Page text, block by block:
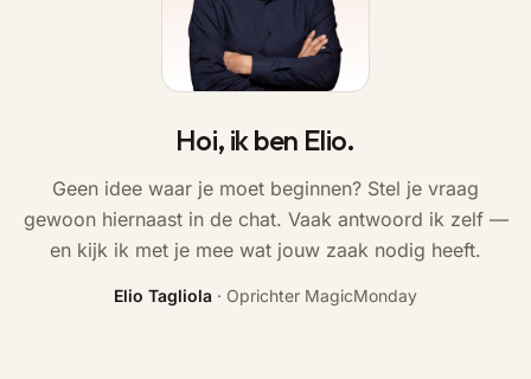
Hoi, ik ben Elio.
Geen idee waar je moet beginnen? Stel je vraag
gewoon hiernaast in de chat. Vaak antwoord ik zelf —
en kijk ik met je mee wat jouw zaak nodig heeft.
Elio Tagliola · Oprichter MagicMonday